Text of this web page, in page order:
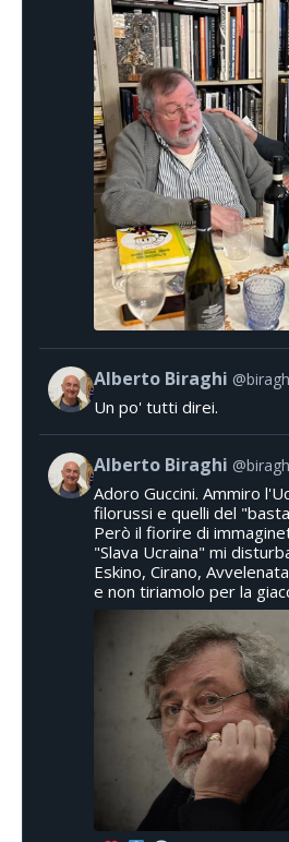
Alberto Biraghi
Un po' tutti direi.
Alberto Biraghi
Adoro Guccini. Ammiro
filorussi e quelli del
Però il fiorire di
"Slava Ucraina" mi
Eskino, Cirano,
e non tiriamolo per la